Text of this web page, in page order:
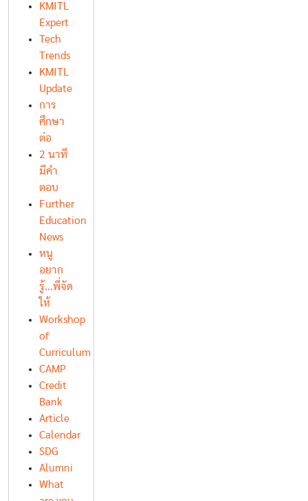
KMITL
Expert
Tech
Trends
KMITL
Update
การ
ศึกษา
ต่อ
2 นาที
มีคำ
ตอบ
Further
Education
News
หนู
อยาก
รู้...พี่จัด
ให้
Workshop
of
Curriculum
CAMP
Credit
Bank
Article
Calendar
SDG
Alumni
What